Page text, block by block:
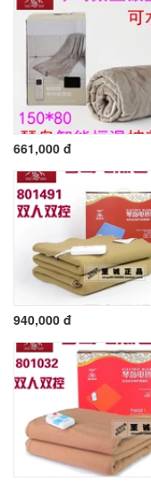
661,000 đ
940,000 đ